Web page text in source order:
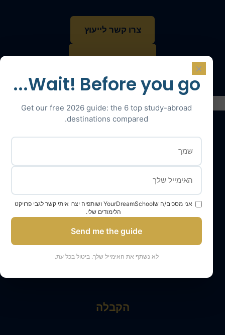
צרו קשר לייעוץ
דברו עם מומחה
צוות YourDreamSchool
בית ספר החלומות שלך, שותף להצלחה שלך
התלמידים שלנו והוריהם מעידים
תוצאות הקבלה לתואר ראשון שלנו
הקבלה
Wait! Before you go...
Get our free 2026 guide: the 6 top study-abroad
destinations compared.
אני מסכים/ה שYourDreamSchool ושותפיה יצרו איתי קשר לגבי פרויקט
הלימודים שלי.
Send me the guide
לא נשתף את האימייל שלך. ביטול בכל עת.